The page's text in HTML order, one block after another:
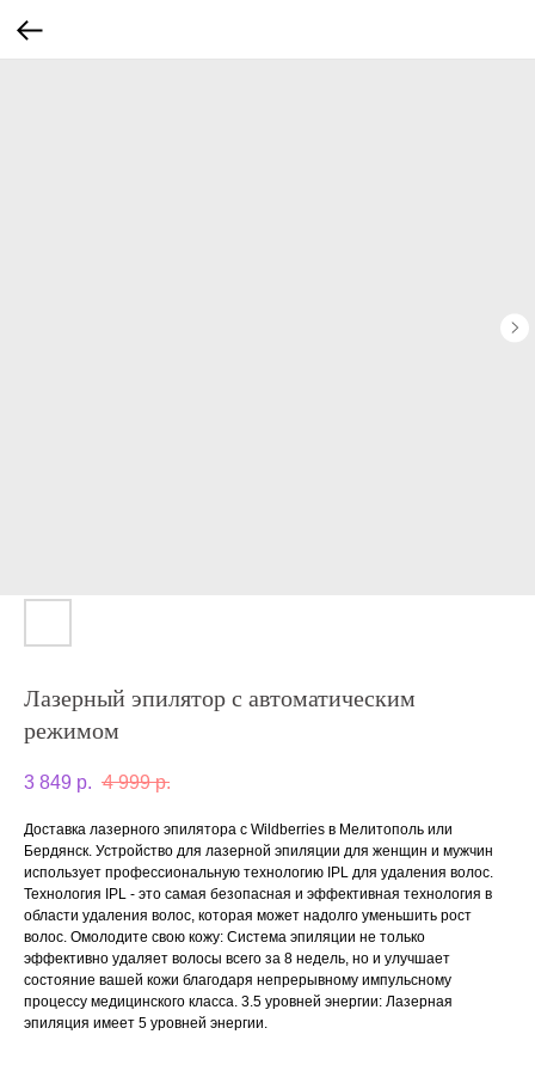
Лазерный эпилятор с автоматическим
режимом
3 849 р. 4 999 р.
Доставка лазерного эпилятора с Wildberries в Мелитополь или
Бердянск. Устройство для лазерной эпиляции для женщин и мужчин
использует профессиональную технологию IPL для удаления волос.
Технология IPL - это самая безопасная и эффективная технология в
области удаления волос, которая может надолго уменьшить рост
волос. Омолодите свою кожу: Система эпиляции не только
эффективно удаляет волосы всего за 8 недель, но и улучшает
состояние вашей кожи благодаря непрерывному импульсному
процессу медицинского класса. 3.5 уровней энергии: Лазерная
эпиляция имеет 5 уровней энергии.